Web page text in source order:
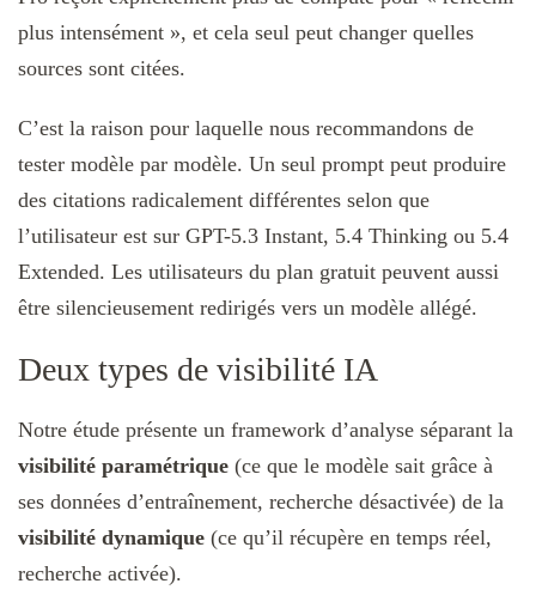
plus intensément », et cela seul peut changer quelles
sources sont citées.
C’est la raison pour laquelle nous recommandons de
tester modèle par modèle. Un seul prompt peut produire
des citations radicalement différentes selon que
l’utilisateur est sur GPT-5.3 Instant, 5.4 Thinking ou 5.4
Extended. Les utilisateurs du plan gratuit peuvent aussi
être silencieusement redirigés vers un modèle allégé.
Deux types de visibilité IA
Notre étude présente un framework d’analyse séparant la
visibilité paramétrique (ce que le modèle sait grâce à
ses données d’entraînement, recherche désactivée) de la
visibilité dynamique (ce qu’il récupère en temps réel,
recherche activée).